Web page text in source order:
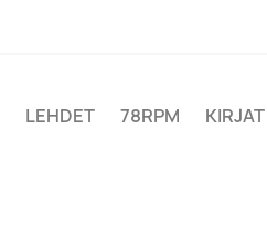
LEHDET 78RPM KIRJAT